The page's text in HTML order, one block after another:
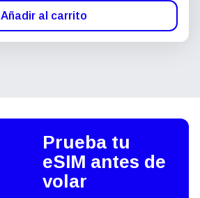
Añadir al carrito
Prueba tu
eSIM antes de
volar